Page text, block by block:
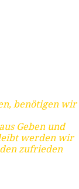
benötigen wir
Geben und
werden wir
zufrieden